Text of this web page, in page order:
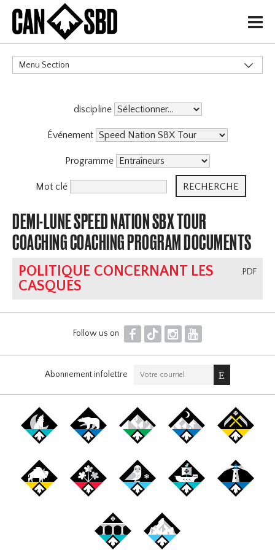
H
Menu Section
discipline
Événement
Programme
Mot clé
DEMI-LUNE SPEED NATION SBX TOUR
COACHING COACHING PROGRAM DOCUMENTS
.PDF
POLITIQUE CONCERNANT LES
CASQUES
Follow us on F T I Y
Abonnement infolettre